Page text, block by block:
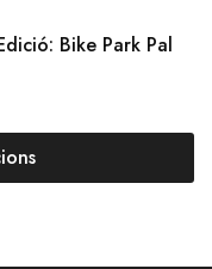
Bike Park Pal